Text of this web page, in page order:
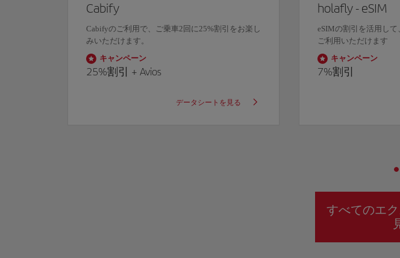
Cabify
Cabifyのご利用で、ご乗車2回に25%割引 をお楽し
みいただけます。
キャンペーン
25%割引 + Avios
データシートを見る
holafly - eSIM
eSIMの割引を活用し
ご利用いただけます
キャンペーン
7%割引
すべてのエ